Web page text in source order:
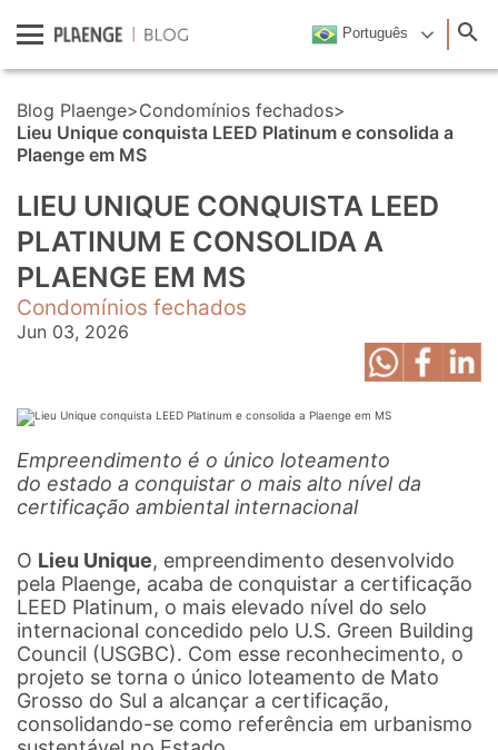
Português
Blog Plaenge>Condomínios fechados>
Lieu Unique conquista LEED Platinum e consolida a
Plaenge em MS
LIEU UNIQUE CONQUISTA LEED
PLATINUM E CONSOLIDA A
PLAENGE EM MS
Condomínios fechados
Jun 03, 2026
Empreendimento é o único loteamento
do estado a conquistar o mais alto nível da
certificação ambiental internacional
O Lieu Unique, empreendimento desenvolvido
pela Plaenge, acaba de conquistar a certificação
LEED Platinum, o mais elevado nível do selo
internacional concedido pelo U.S. Green Building
Council (USGBC). Com esse reconhecimento, o
projeto se torna o único loteamento de Mato
Grosso do Sul a alcançar a certificação,
consolidando-se como referência em urbanismo